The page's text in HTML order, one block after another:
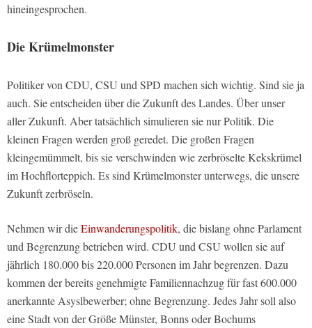
hineingesprochen.
Die Krümelmonster
Politiker von CDU, CSU und SPD machen sich wichtig. Sind sie ja
auch. Sie entscheiden über die Zukunft des Landes. Über unser
aller Zukunft. Aber tatsächlich simulieren sie nur Politik. Die
kleinen Fragen werden groß geredet. Die großen Fragen
kleingemümmelt, bis sie verschwinden wie zerbröselte Kekskrümel
im Hochflorteppich. Es sind Krümelmonster unterwegs, die unsere
Zukunft zerbröseln.
Nehmen wir dieEinwanderungspolitik, die bislang ohne Parlament
und Begrenzung betrieben wird. CDU und CSU wollen sie auf
jährlich 180.000 bis 220.000 Personen im Jahr begrenzen. Dazu
kommen der bereits genehmigte Familiennachzug für fast 600.000
anerkannte Asyslbewerber; ohne Begrenzung. Jedes Jahr soll also
eine Stadt von der Größe Münster, Bonns oder Bochums